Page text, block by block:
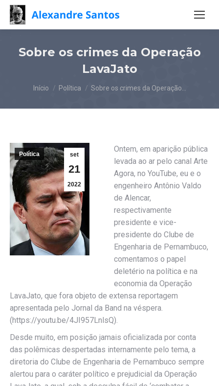
Sobre os crimes da Operação
LavaJato
Você está aqui:
Início Política Sobre os crimes da Operação…
set
21
2022
Política
Ontem, em aparição pública
levada ao ar pelo canal Arte
Agora, no YouTube, eu e o
engenheiro Antônio Valdo
de Alencar,
respectivamente
presidente e vice-
presidente do Clube de
Engenharia de Pernambuco,
comentamos o papel
deletério na política e na
economia da Operação
LavaJato, que fora objeto de extensa reportagem
apresentada pelo Jornal da Band na véspera.
(https://youtu.be/4JI957LnlsQ).
Desde muito, em posição jamais oficializada por conta
das polêmicas despertadas internamente pelo tema, a
diretoria do Clube de Engenharia de Pernambuco sempre
alertou para o caráter político e prejudicial da Operação